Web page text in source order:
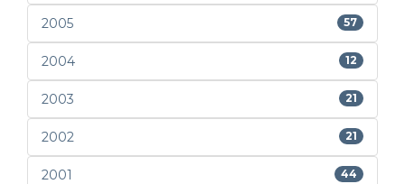
2005 57
2004 12
2003 21
2002 21
2001 44